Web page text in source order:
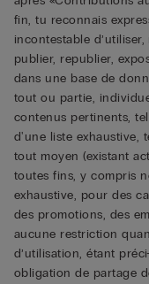
fin, tu reconnais
incontestable
publier, republier,
dans une base de
tout ou partie,
contenus pertinents,
d'une liste exhaustive,
tout moyen (existant
toutes fins, y compris
exhaustive, pour des
des promotions, des
aucune restriction
d’utilisation, étant
obligation de partage